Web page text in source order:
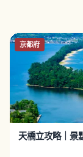
京都府
天橋立攻略｜景